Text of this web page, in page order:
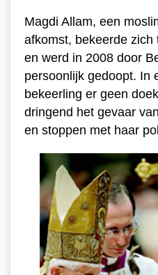
Magdi Allam, een
afkomst, bekeerde
en werd in 2008 door
persoonlijk gedoopt. In
bekeerling er geen
dringend het gevaar
en stoppen met haar